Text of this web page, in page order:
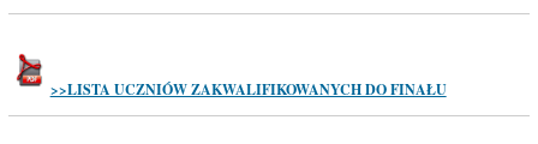
>>LISTA UCZNIÓW ZAKWALIFIKOWANYCH DO FINAŁU